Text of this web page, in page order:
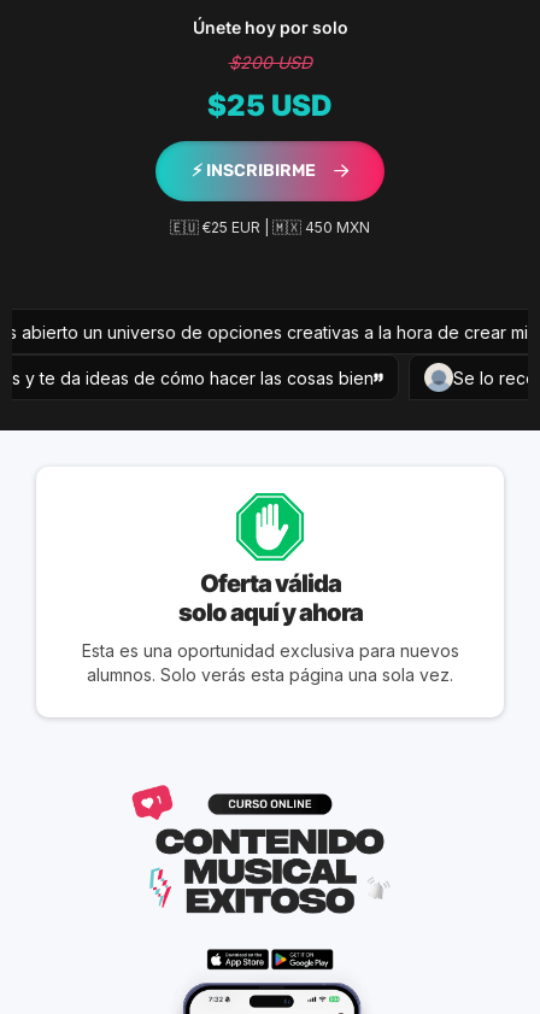
Únete hoy por solo
$200 USD
$25 USD
⚡️ INSCRIBIRME
🇪🇺 €25 EUR | 🇲🇽 450 MXN
Oferta válida
solo aquí y ahora
Esta es una oportunidad exclusiva para nuevos
alumnos. Solo verás esta página una sola vez.